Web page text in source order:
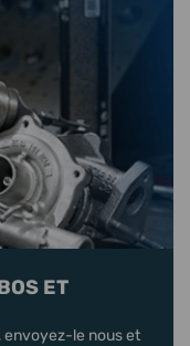
ET
envoyez-le nous et